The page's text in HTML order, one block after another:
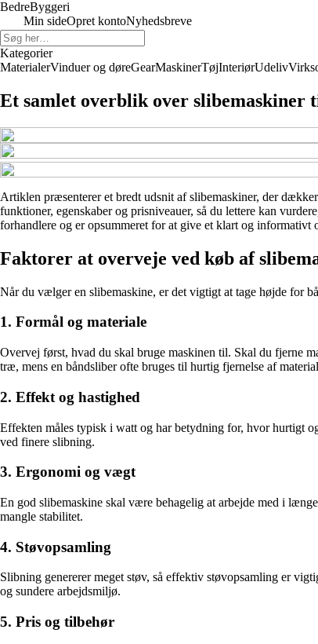
BedreByggeri
Min sideOpret kontoNyhedsbreve
Kategorier
MaterialerVinduer og døreGearMaskinerTøjInteriørUdeliv
Et samlet overblik over slibemaskiner
Artiklen præsenterer et bredt udsnit af slibemaskiner, der
funktioner, egenskaber og prisniveauer, så du lettere kan
forhandlere og er opsummeret for at give et klart og informativt
Faktorer at overveje ved køb af
Når du vælger en slibemaskine, er det vigtigt at tage højde for
1. Formål og materiale
Overvej først, hvad du skal bruge maskinen til. Skal du fjerne
træ, mens en båndsliber ofte bruges til hurtig fjernelse af
2. Effekt og hastighed
Effekten måles typisk i watt og har betydning for, hvor hurtigt
ved finere slibning.
3. Ergonomi og vægt
En god slibemaskine skal være behagelig at arbejde med i
mangle stabilitet.
4. Støvopsamling
Slibning genererer meget støv, så effektiv støvopsamling er
og sundere arbejdsmiljø.
5. Pris og tilbehør